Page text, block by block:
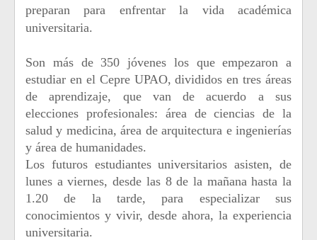
preparan para enfrentar la vida académica
universitaria.
Son más de 350 jóvenes los que empezaron a
estudiar en el Cepre UPAO, divididos en tres áreas
de aprendizaje, que van de acuerdo a sus
elecciones profesionales: área de ciencias de la
salud y medicina, área de arquitectura e ingenierías
y área de humanidades.
Los futuros estudiantes universitarios asisten, de
lunes a viernes, desde las 8 de la mañana hasta la
1.20 de la tarde, para especializar sus
conocimientos y vivir, desde ahora, la experiencia
universitaria.